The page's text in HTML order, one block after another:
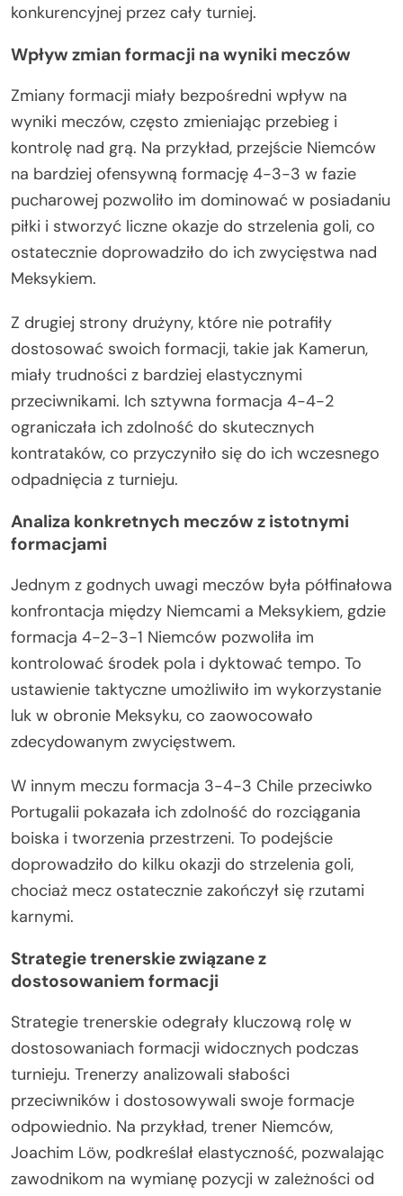
konkurencyjnej przez cały turniej.
Wpływ zmian formacji na wyniki meczów
Zmiany formacji miały bezpośredni wpływ na
wyniki meczów, często zmieniając przebieg i
kontrolę nad grą. Na przykład, przejście Niemców
na bardziej ofensywną formację 4-3-3 w fazie
pucharowej pozwoliło im dominować w posiadaniu
piłki i stworzyć liczne okazje do strzelenia goli, co
ostatecznie doprowadziło do ich zwycięstwa nad
Meksykiem.
Z drugiej strony drużyny, które nie potrafiły
dostosować swoich formacji, takie jak Kamerun,
miały trudności z bardziej elastycznymi
przeciwnikami. Ich sztywna formacja 4-4-2
ograniczała ich zdolność do skutecznych
kontrataków, co przyczyniło się do ich wczesnego
odpadnięcia z turnieju.
Analiza konkretnych meczów z istotnymi
formacjami
Jednym z godnych uwagi meczów była półfinałowa
konfrontacja między Niemcami a Meksykiem, gdzie
formacja 4-2-3-1 Niemców pozwoliła im
kontrolować środek pola i dyktować tempo. To
ustawienie taktyczne umożliwiło im wykorzystanie
luk w obronie Meksyku, co zaowocowało
zdecydowanym zwycięstwem.
W innym meczu formacja 3-4-3 Chile przeciwko
Portugalii pokazała ich zdolność do rozciągania
boiska i tworzenia przestrzeni. To podejście
doprowadziło do kilku okazji do strzelenia goli,
chociaż mecz ostatecznie zakończył się rzutami
karnymi.
Strategie trenerskie związane z
dostosowaniem formacji
Strategie trenerskie odegrały kluczową rolę w
dostosowaniach formacji widocznych podczas
turnieju. Trenerzy analizowali słabości
przeciwników i dostosowywali swoje formacje
odpowiednio. Na przykład, trener Niemców,
Joachim Löw, podkreślał elastyczność, pozwalając
zawodnikom na wymianę pozycji w zależności od